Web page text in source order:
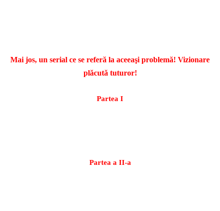
Mai jos, un serial ce se referă la aceeaşi problemă! Vizionare
plăcută tuturor!
Partea I
Partea a II-a